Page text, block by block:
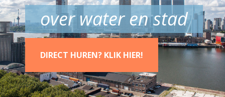
over water en stad
DIRECT HUREN? KLIK HIER!